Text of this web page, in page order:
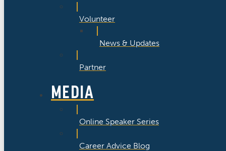
Volunteer
News & Updates
Partner
MEDIA
Online Speaker Series
Career Advice Blog